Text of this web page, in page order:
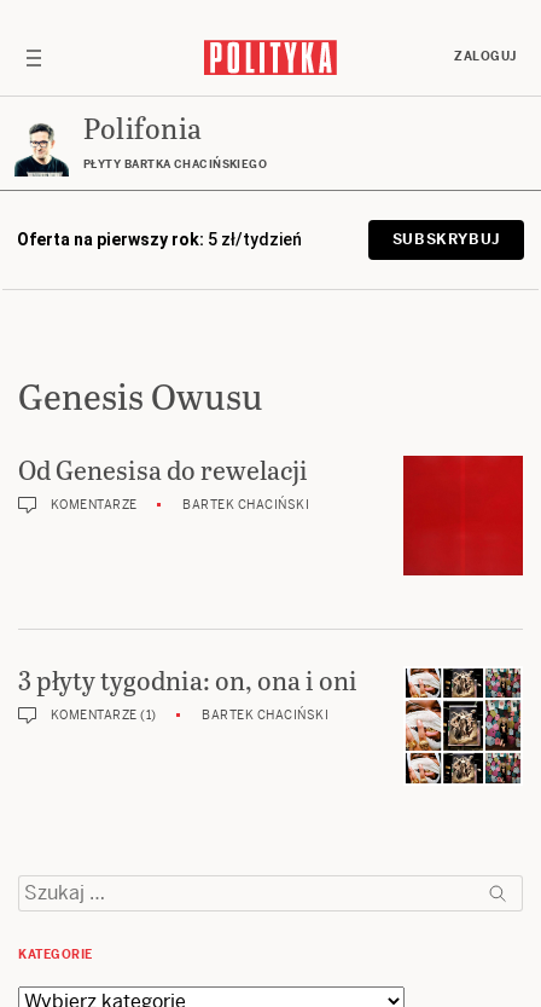
ZALOGUJ
Polifonia
PŁYTY BARTKA CHACIŃSKIEGO
Oferta na pierwszy rok: 5 zł/tydzień SUBSKRYBUJ
Genesis Owusu
Od Genesisa do rewelacji
KOMENTARZE BARTEK CHACIŃSKI
3 płyty tygodnia: on, ona i oni
KOMENTARZE (1) BARTEK CHACIŃSKI
Szukaj:
KATEGORIE
Kategorie